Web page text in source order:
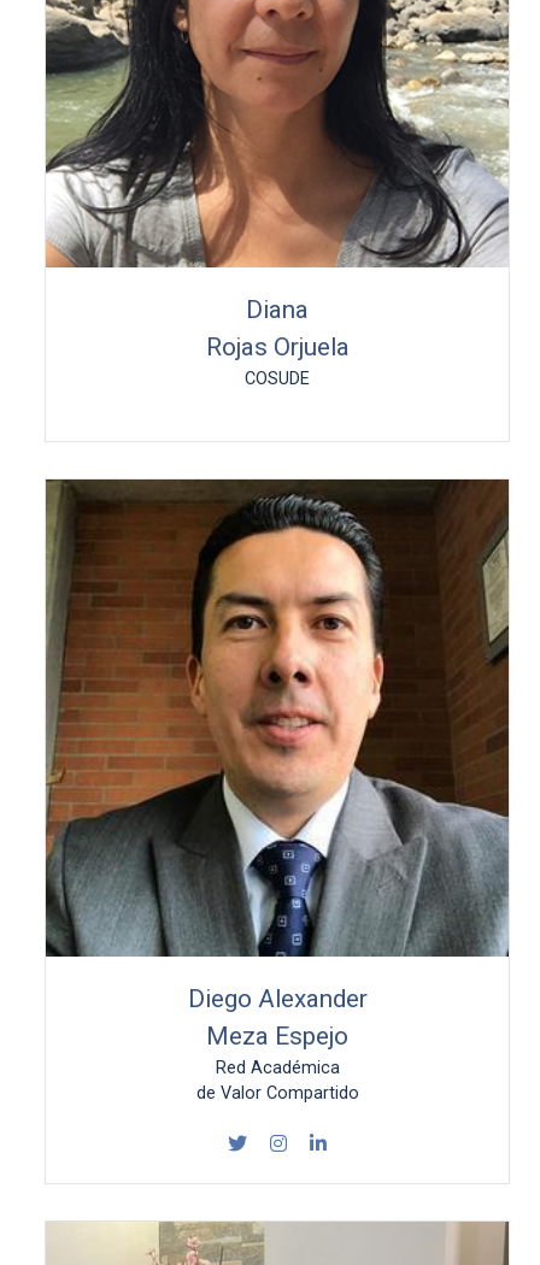
Diana
Rojas Orjuela
COSUDE
Diego Alexander
Meza Espejo
Red Académica
de Valor Compartido